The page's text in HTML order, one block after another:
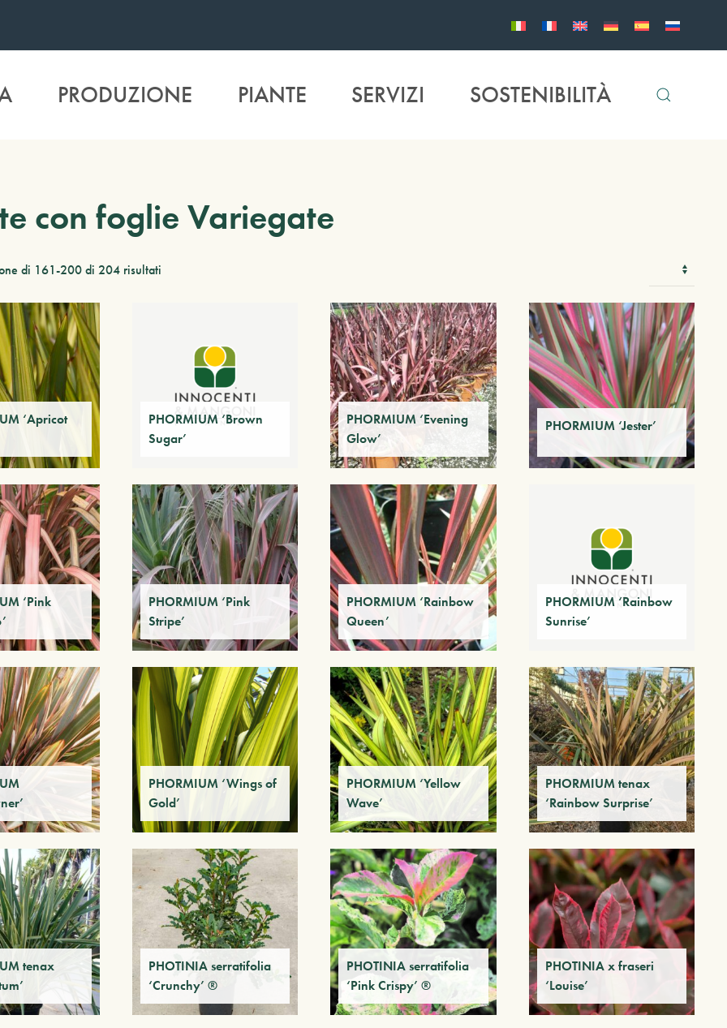
PRODUZIONE PIANTE SERVIZI SOSTENIBILITÀ
con foglie Variegate
di 161-200 di 204 risultati
‘Apricot
PHORMIUM ‘Brown
Sugar’
PHORMIUM ‘Evening
Glow’
PHORMIUM ‘Jester’
‘Pink
PHORMIUM ‘Pink
Stripe’
PHORMIUM ‘Rainbow
Queen’
PHORMIUM ‘Rainbow
Sunrise’
PHORMIUM ‘Wings of
Gold’
PHORMIUM ‘Yellow
Wave’
PHORMIUM tenax
‘Rainbow Surprise’
tenax
PHOTINIA serratifolia
‘Crunchy’ ®
PHOTINIA serratifolia
‘Pink Crispy’ ®
PHOTINIA x fraseri
‘Louise’